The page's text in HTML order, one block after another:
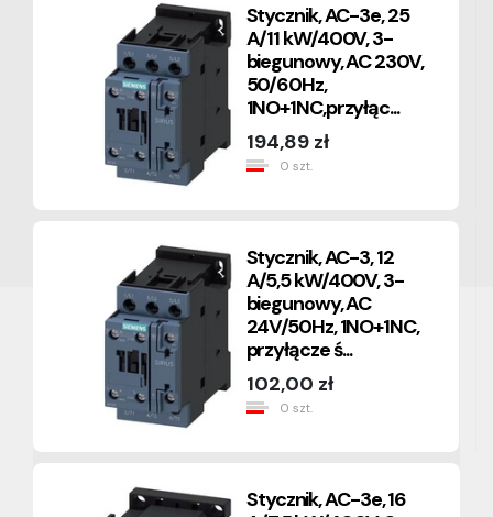
Stycznik, AC-3e, 25
A/11 kW/400V, 3-
biegunowy, AC 230V,
50/60Hz,
1NO+1NC,przyłąc...
0 szt.
194,89 zł
Stycznik, AC-3, 12
A/5,5 kW/400V, 3-
biegunowy, AC
24V/50Hz, 1NO+1NC,
przyłącze ś...
0 szt.
102,00 zł
Stycznik, AC-3e, 16